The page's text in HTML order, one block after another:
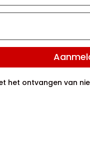
ontvangen van